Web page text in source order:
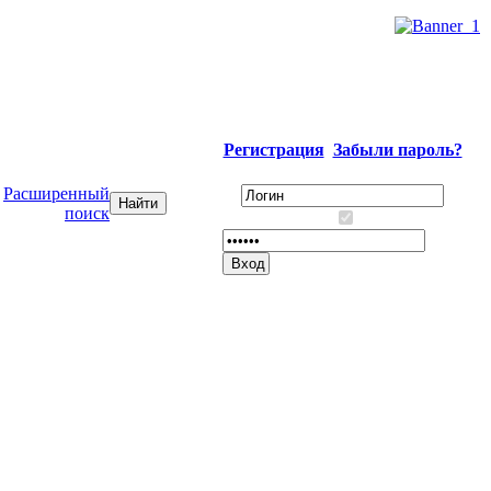
Расширенный
поиск
Регистрация Забыли пароль?